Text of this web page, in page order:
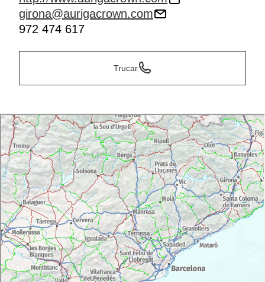
girona@aurigacrown.com
972 474 617
Trucar